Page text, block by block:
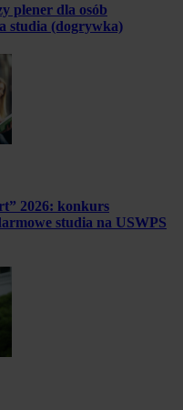
plener dla osób
studia (dogrywka)
2026: konkurs
studia na USWPS